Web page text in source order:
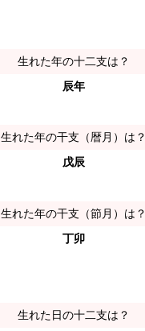
生れた年の十二支は？
辰年
生れた年の干支（暦月）は？
戊辰
生れた年の干支（節月）は？
丁卯
生れた日の十二支は？